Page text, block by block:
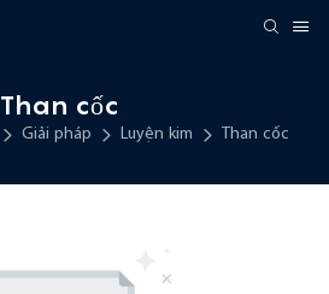
Than cốc
Giải pháp Luyện kim Than cốc